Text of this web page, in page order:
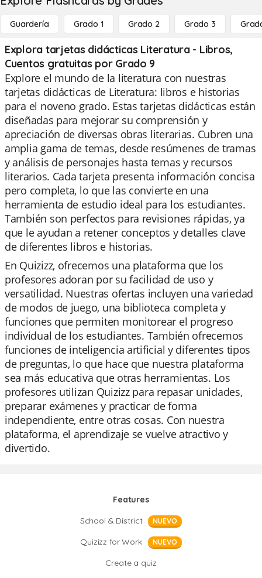
Guardería Grado 1 Grado 2 Grado 3
Explora tarjetas didácticas Literatura - Libros,
Cuentos gratuitas por Grado 9
Explore el mundo de la literatura con nuestras
tarjetas didácticas de Literatura: libros e historias
para el noveno grado. Estas tarjetas didácticas están
diseñadas para mejorar su comprensión y
apreciación de diversas obras literarias. Cubren una
amplia gama de temas, desde resúmenes de tramas
y análisis de personajes hasta temas y recursos
literarios. Cada tarjeta presenta información concisa
pero completa, lo que las convierte en una
herramienta de estudio ideal para los estudiantes.
También son perfectos para revisiones rápidas, ya
que le ayudan a retener conceptos y detalles clave
de diferentes libros e historias.
En Quizizz, ofrecemos una plataforma que los
profesores adoran por su facilidad de uso y
versatilidad. Nuestras ofertas incluyen una variedad
de modos de juego, una biblioteca completa y
funciones que permiten monitorear el progreso
individual de los estudiantes. También ofrecemos
funciones de inteligencia artificial y diferentes tipos
de preguntas, lo que hace que nuestra plataforma
sea más educativa que otras herramientas. Los
profesores utilizan Quizizz para repasar unidades,
preparar exámenes y practicar de forma
independiente, entre otras cosas. Con nuestra
plataforma, el aprendizaje se vuelve atractivo y
divertido.
Features
School & District
NUEVO
Quizizz for Work NUEVO
Create a quiz